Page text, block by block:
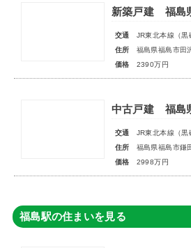
新築戸建 福島
交通
JR東北本線（黒
住所
福島県福島市田
価格
2390万円
中古戸建 福島
交通
JR東北本線（黒
住所
福島県福島市鎌
価格
2998万円
福島駅の住まいを見る